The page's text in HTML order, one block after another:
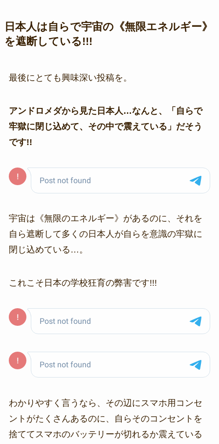
日本人は自らで宇宙の《無限エネルギー》
を遮断している!!!
最後にとても興味深い投稿を。
アンドロメダから見た日本人…なんと、「自らで
牢獄に閉じ込めて、その中で震えている」だそう
です!!
宇宙は《無限のエネルギー》があるのに、それを
自ら遮断して多くの日本人が自らを意識の牢獄に
閉じ込めている…。
これこそ日本の学校狂育の弊害です!!!
わかりやすく言うなら、その辺にスマホ用コンセ
ントがたくさんあるのに、自らそのコンセントを
捨ててスマホのバッテリーが切れるか震えている